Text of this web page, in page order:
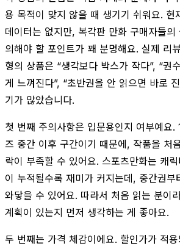
용 목적이 맞지 않을 때 생기기 쉬워요. 현
데이터는 없지만, 복각판 만화 구매자들의
의해야 할 포인트가 꽤 분명해요. 실제 리
형의 상품은 “생각보다 박스가 작다”, “권
게 느껴진다”, “초반권을 안 읽으면 바로
기가 많았습니다.
첫 번째 주의사항은 입문용인지 여부예요.
즈 중간 이후 구간이기 때문에, 작품을 처
락이 부족할 수 있어요. 스포츠만화는 캐
이 누적될수록 재미가 커지는데, 중간권부
와닿을 수 있어요. 따라서 처음 읽는 분이
계획이 있는지 먼저 생각하는 게 좋아요.
두 번째는 가격 체감이에요. 할인가가 적